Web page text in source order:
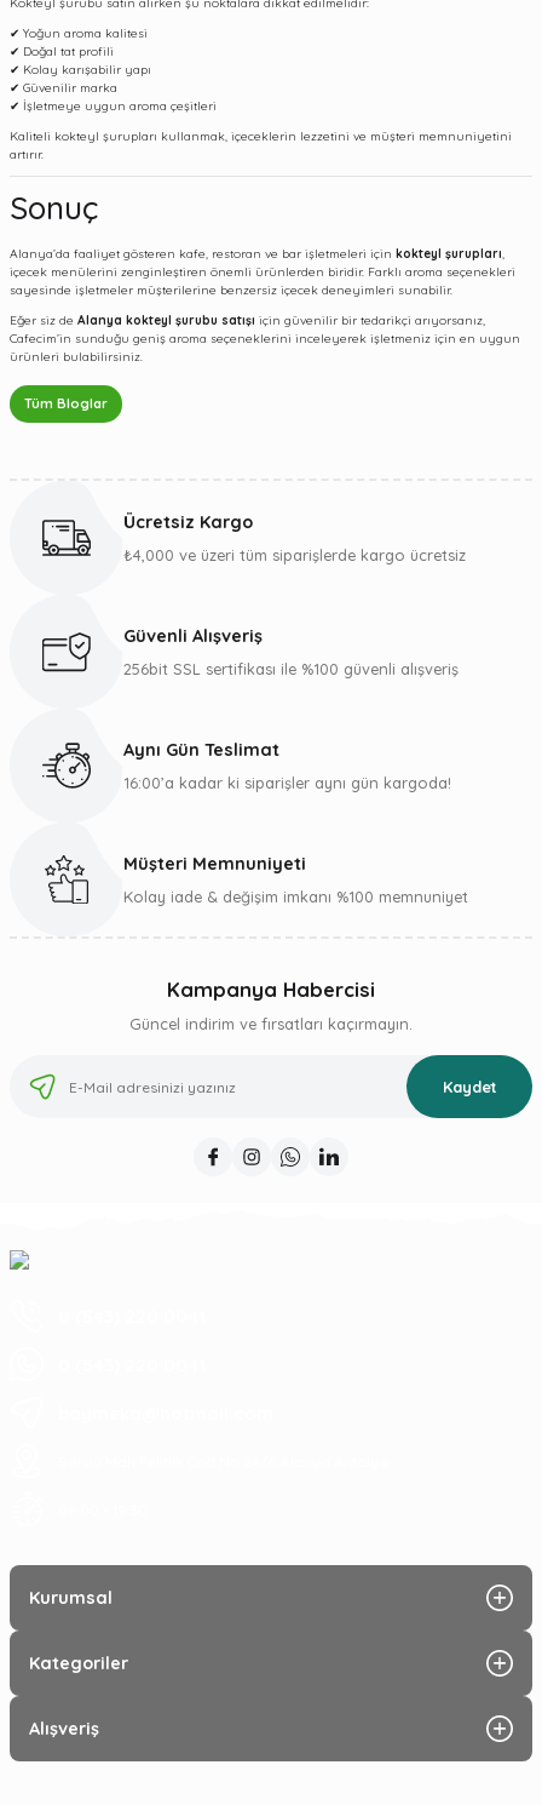
✔ Yoğun aroma kalitesi
✔ Doğal tat profili
✔ Kolay karışabilir yapı
✔ Güvenilir marka
✔ İşletmeye uygun aroma çeşitleri
Kaliteli kokteyl şurupları kullanmak, içeceklerin lezzetini ve müşteri memnuniyetini
artırır.
Sonuç
Alanya’da faaliyet gösteren kafe, restoran ve bar işletmeleri için kokteyl şurupları,
içecek menülerini zenginleştiren önemli ürünlerden biridir. Farklı aroma seçenekleri
sayesinde işletmeler müşterilerine benzersiz içecek deneyimleri sunabilir.
Eğer siz de Alanya kokteyl şurubu satışı için güvenilir bir tedarikçi arıyorsanız,
Cafecim’in sunduğu geniş aroma seçeneklerini inceleyerek işletmeniz için en uygun
ürünleri bulabilirsiniz.
Tüm Bloglar
Ücretsiz Kargo
₺4,000 ve üzeri tüm siparişlerde kargo ücretsiz
Güvenli Alışveriş
256bit SSL sertifikası ile %100 güvenli alışveriş
Aynı Gün Teslimat
16:00’a kadar ki siparişler aynı gün kargoda!
Müşteri Memnuniyeti
Kolay iade & değişim imkanı %100 memnuniyet
Kampanya Habercisi
Güncel indirim ve fırsatları kaçırmayın.
Kaydet
Kurumsal
Kategoriler
Alışveriş